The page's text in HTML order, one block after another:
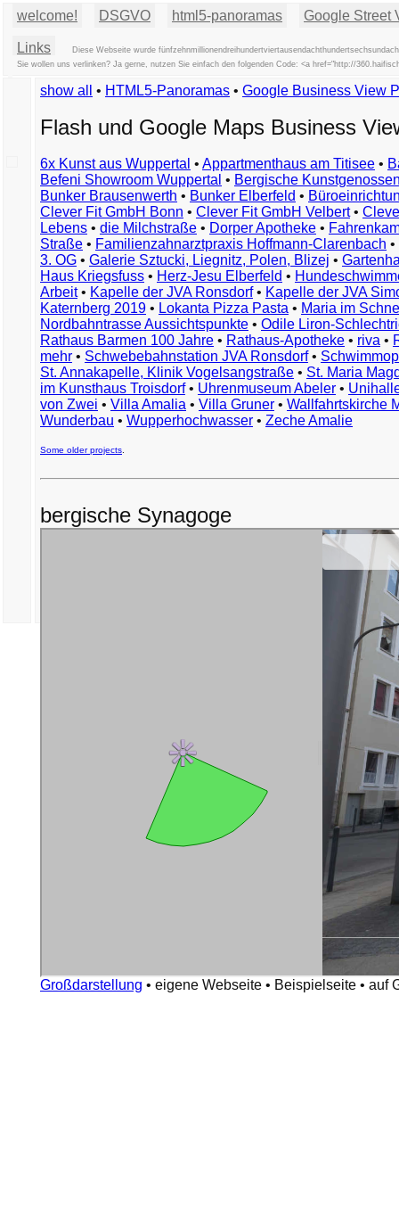
welcome! DSGVO html5-panoramas Google Street
Links
Diese Webseite wurde
Sie wollen uns verlinken? Ja gerne, nutzen Sie einfach den folgenden Code: <a href="http://
show all • HTML5-Panoramas • Google Business View
Flash und Google Maps Business
6x Kunst aus Wuppertal • Appartmenthaus am Titisee •
Befeni Showroom Wuppertal • Bergische
Bunker Brausenwerth • Bunker Elberfeld •
Clever Fit GmbH Bonn • Clever Fit GmbH Velbert•
Lebens • die Milchstraße • Dorper Apotheke •
Straße • Familienzahnarztpraxis Hoffmann-Clarenbach •
3. OG • Galerie Sztucki, Liegnitz, Polen, Blizej •
Haus Kriegsfuss • Herz-Jesu Elberfeld •
Arbeit• Kapelle der JVA Ronsdorf• Kapelle der JVA
Katernberg 2019 • Lokanta Pizza Pasta • Maria im
Nordbahntrasse Aussichtspunkte • Odile Liron-
Rathaus Barmen 100 Jahre • Rathaus-Apotheke • riva •
mehr • Schwebebahnstation JVA Ronsdorf•
St. Annakapelle, Klinik Vogelsangstraße • St. Maria
im Kunsthaus Troisdorf• Uhrenmuseum Abeler •
von Zwei • Villa Amalia • Villa Gruner • Wallfahrtskirche
Wunderbau • Wupperhochwasser • Zeche Amalie
Some older projects
bergische Synagoge
Großdarstellung • eigene Webseite • Beispielseite • auf